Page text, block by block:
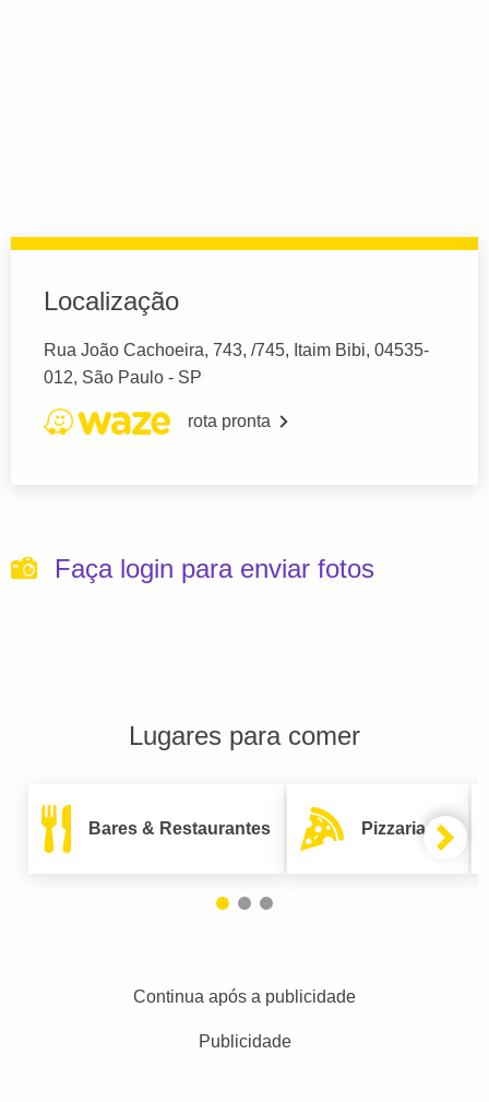
Localização
Rua João Cachoeira, 743, /745, Itaim Bibi, 04535-
012, São Paulo - SP
rota pronta
Faça login para enviar fotos
Lugares para comer
Bares & Restaurantes Pizzarias
Continua após a publicidade
Publicidade